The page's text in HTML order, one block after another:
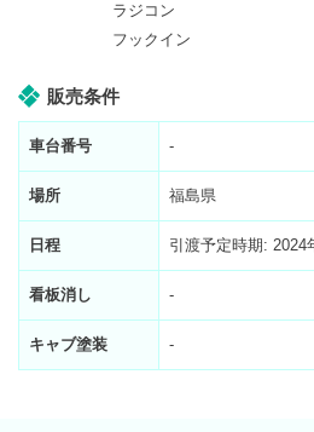
ラジコン
フックイン
販売条件
車台番号 -
場所 福島県
日程 引渡予定時期: 2024
看板消し -
キャブ塗装 -